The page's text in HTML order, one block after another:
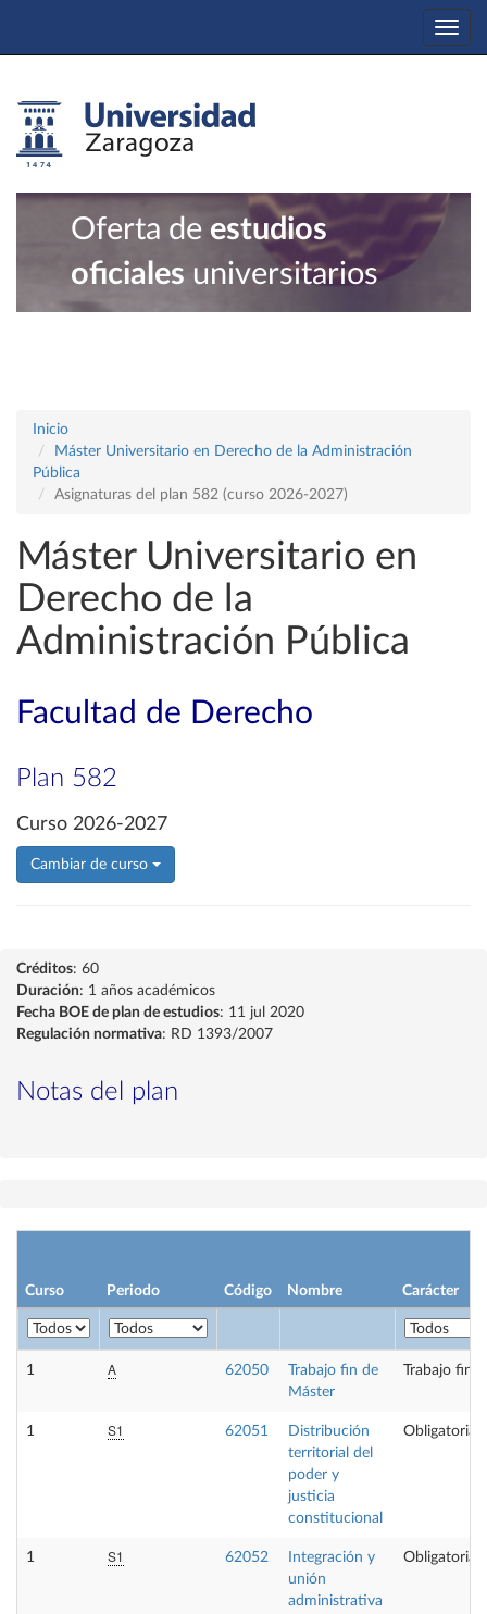
Oferta de estudios
oficiales universitarios
Inicio
Máster Universitario en Derecho de la Administración
Pública
Asignaturas del plan 582 (curso 2026-2027)
Máster Universitario en
Derecho de la
Administración Pública
Facultad de Derecho
Plan 582
Curso 2026-2027
Cambiar de curso
Créditos: 60
Duración: 1 años académicos
Fecha BOE de plan de estudios: 11 jul 2020
Regulación normativa: RD 1393/2007
Notas del plan
Curso Periodo Código Nombre Carácter
1 A 62050
Trabajo fin de
Máster
Trabajo fin
1 S1 62051
Distribución
territorial del
poder y
justicia
constitucional
Obligatoria
1 S1 62052
Integración y
unión
administrativa
Obligatoria